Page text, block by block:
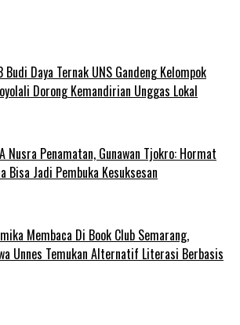
Budi Daya Ternak UNS Gandeng Kelompok
Dorong Kemandirian Unggas Lokal
Nusra Penamatan, Gunawan Tjokro: Hormat
Bisa Jadi Pembuka Kesuksesan
Membaca Di Book Club Semarang,
Unnes Temukan Alternatif Literasi Berbasis